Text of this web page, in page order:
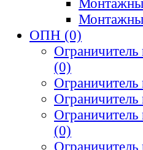
ОПН (0)
(0)
(0)